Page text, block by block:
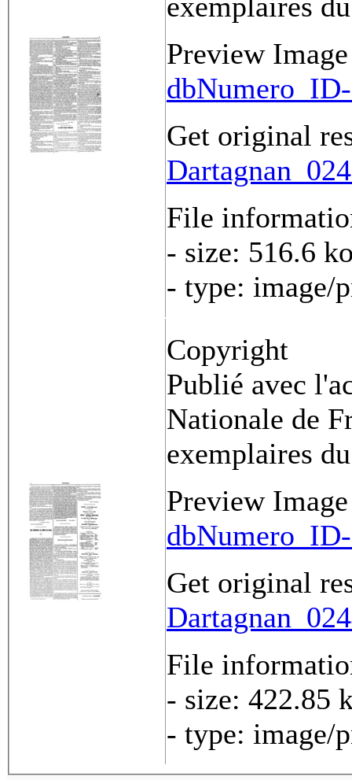
Preview Image
Get original
File
- size: 516.6
- type: image/
Copyright
Publié avec
Nationale de
exemplaires
Preview Image
Get original
File
- size: 422.85
- type: image/